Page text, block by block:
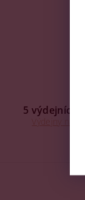
5 výdejních